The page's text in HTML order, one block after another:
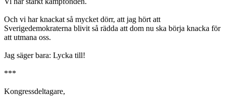
Och vi har knackat så mycket dörr, att jag hört att
Sverigedemokraterna blivit så rädda att dom nu ska börja knacka för
att utmana oss.
Jag säger bara: Lycka till!
***
Kongressdeltagare,